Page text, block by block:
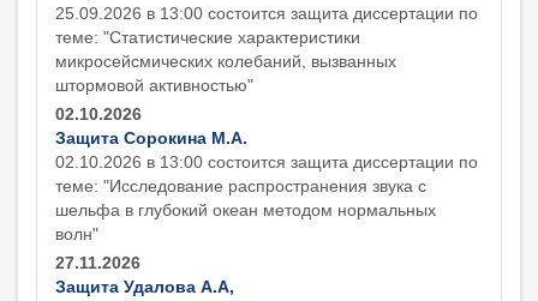
25.09.2026 в 13:00 состоится защита диcсертации по
теме: "Статистические характеристики
микросейсмических колебаний, вызванных
штормовой активностью"
02.10.2026
Защита Сорокина М.А.
02.10.2026 в 13:00 состоится защита диcсертации по
теме: "Исследование распространения звука с
шельфа в глубокий океан методом нормальных
волн"
27.11.2026
Защита Удалова А.А,